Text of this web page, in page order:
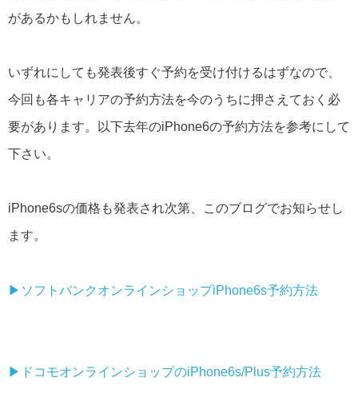
があるかもしれません。
いずれにしても発表後すぐ予約を受け付けるはずなので、
今回も各キャリアの予約方法を今のうちに押さえておく必
要があります。以下去年のiPhone6の予約方法を参考にして
下さい。
iPhone6sの価格も発表され次第、このブログでお知らせし
ます。
▶︎ソフトバンクオンラインショップiPhone6s予約方法
▶︎ドコモオンラインショップのiPhone6s/Plus予約方法